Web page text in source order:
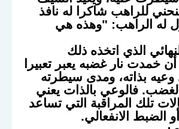
للراهب شاكرا له نافذ
له الراهب: "وهذه هي
الذي اتخذه ذلك
خمدت نار غضبه يعبر تعبيرا
بذاته، ومدى سيطرته
فالوعي بالذات يعني
تلك المراقبة التي تساعد
الضبط الانفعالي.